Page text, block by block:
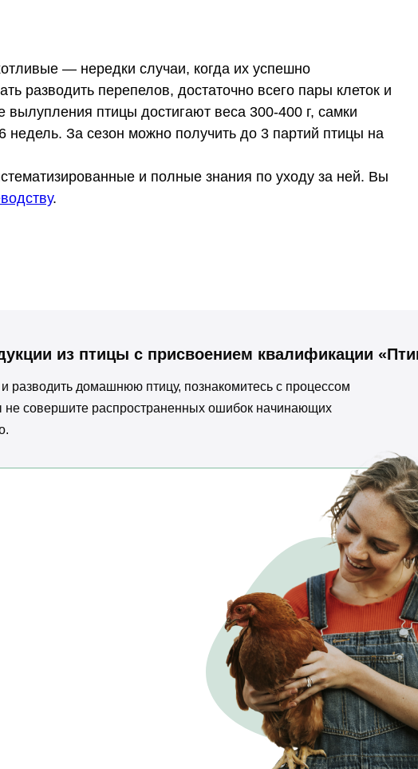
— нередки случаи, когда их успешно
разводить перепелов, достаточно всего пары клеток и
птицы достигают веса 300-400 г, самки
недель. За сезон можно получить до 3 партий птицы на
и полные знания по уходу за ней. Вы
.
из птицы с присвоением квалификации
разводить домашнюю птицу, познакомитесь с процессом
не совершите распространенных ошибок начинающих